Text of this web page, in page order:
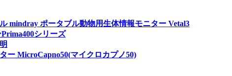
mindray ポータブル動物用生体情報モニター Vetal3
シリーズ
ー MicroCapno50(マイクロカプノ50)